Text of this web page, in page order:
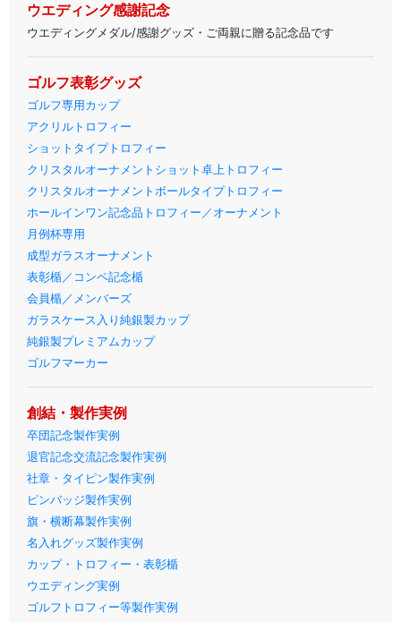
ウエディング感謝記念
ウエディングメダル/感謝グッズ・ご両親に贈る記念品です
ゴルフ表彰グッズ
ゴルフ専用カップ
アクリルトロフィー
ショットタイプトロフィー
クリスタルオーナメントショット卓上トロフィー
クリスタルオーナメントボールタイプトロフィー
ホールインワン記念品トロフィー／オーナメント
月例杯専用
成型ガラスオーナメント
表彰楯／コンペ記念楯
会員楯／メンバーズ
ガラスケース入り純銀製カップ
純銀製プレミアムカップ
ゴルフマーカー
創結・製作実例
卒団記念製作実例
退官記念交流記念製作実例
社章・タイピン製作実例
ピンバッジ製作実例
旗・横断幕製作実例
名入れグッズ製作実例
カップ・トロフィー・表彰楯
ウエディング実例
ゴルフトロフィー等製作実例